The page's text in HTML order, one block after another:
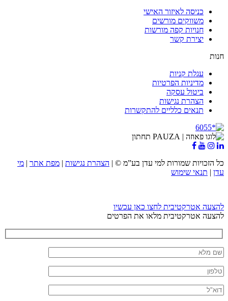
כניסה לאיזור האישי
משווקים מורשים
חנויות קפה מורשות
יצירת קשר
חנות
עגלת קניות
מדיניות הפרטיות
ביטול עסקה
הצהרת נגישות
תנאים כלליים להתקשרות
כל הזכויות שמורות למי עדן בע”מ © | הצהרת נגישות | מפת אתר | מי
עדן | תנאי שימוש
להצעה אטרקטיבית לחצו כאן עכשיו
להצעה אטרקטיבית מלאו את הפרטים